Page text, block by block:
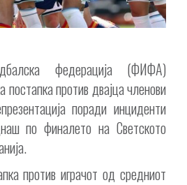
федерација (ФИФА)
постапка против двајца членови
поради инциденти
по финалето на Светското
против играчот од средниот